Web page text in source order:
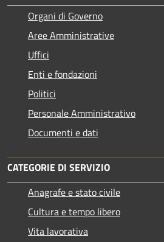
Organi di Governo
Aree Amministrative
Uffici
Enti e fondazioni
Politici
Personale Amministrativo
Documenti e dati
CATEGORIE DI SERVIZIO
Anagrafe e stato civile
Cultura e tempo libero
Vita lavorativa